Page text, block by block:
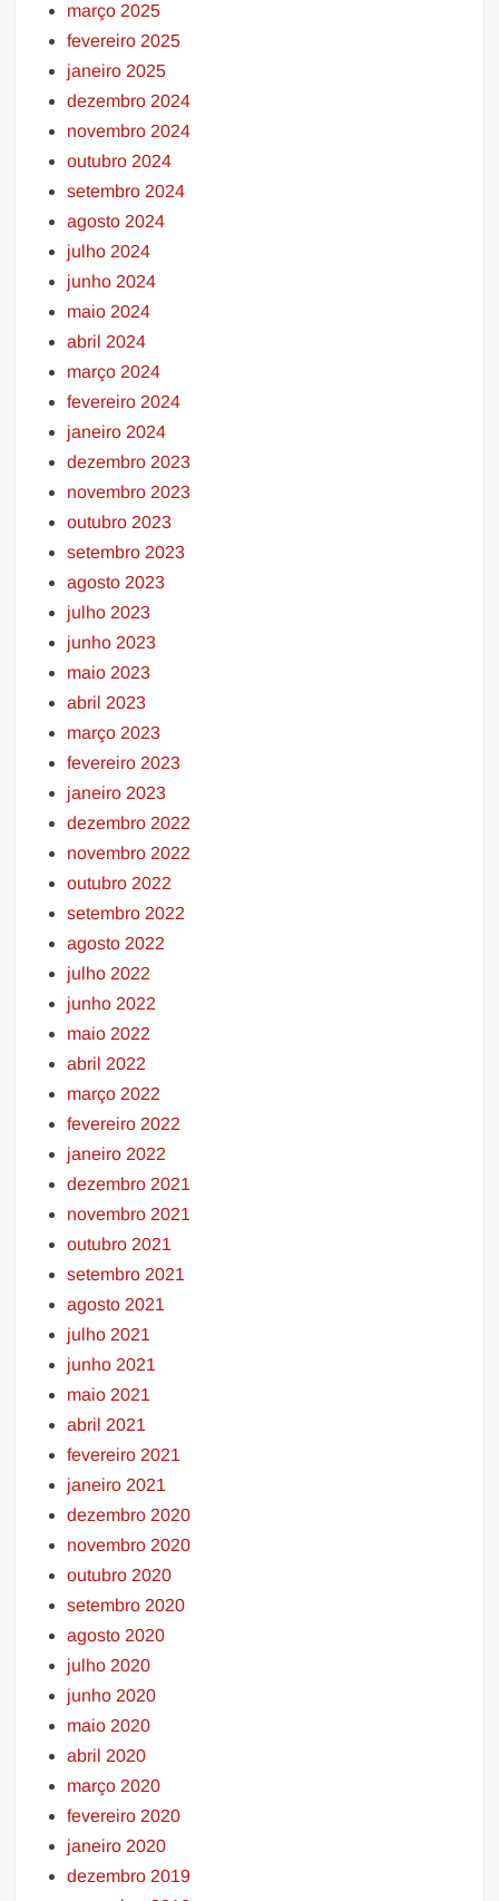
março 2025
fevereiro 2025
janeiro 2025
dezembro 2024
novembro 2024
outubro 2024
setembro 2024
agosto 2024
julho 2024
junho 2024
maio 2024
abril 2024
março 2024
fevereiro 2024
janeiro 2024
dezembro 2023
novembro 2023
outubro 2023
setembro 2023
agosto 2023
julho 2023
junho 2023
maio 2023
abril 2023
março 2023
fevereiro 2023
janeiro 2023
dezembro 2022
novembro 2022
outubro 2022
setembro 2022
agosto 2022
julho 2022
junho 2022
maio 2022
abril 2022
março 2022
fevereiro 2022
janeiro 2022
dezembro 2021
novembro 2021
outubro 2021
setembro 2021
agosto 2021
julho 2021
junho 2021
maio 2021
abril 2021
fevereiro 2021
janeiro 2021
dezembro 2020
novembro 2020
outubro 2020
setembro 2020
agosto 2020
julho 2020
junho 2020
maio 2020
abril 2020
março 2020
fevereiro 2020
janeiro 2020
dezembro 2019